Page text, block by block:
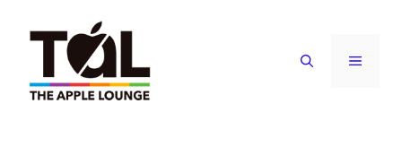
contenuto
MENU